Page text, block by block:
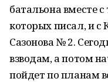
батальона вместе
которых писал, и с
Сазонова № 2.
взводам, а потом
пойдет по планам